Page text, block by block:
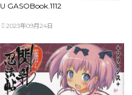
U GASOBook.1112
2023年09月24日